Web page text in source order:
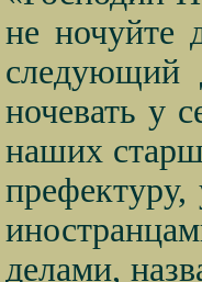
не ночуйте
следующий
ночевать у
наших
делами,